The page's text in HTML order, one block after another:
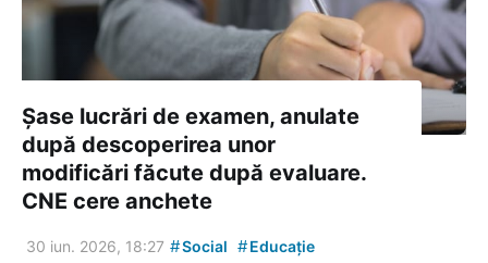
Șase lucrări de examen, anulate
după descoperirea unor
modificări făcute după evaluare.
CNE cere anchete
30 iun. 2026, 18:27 #Social #Educație